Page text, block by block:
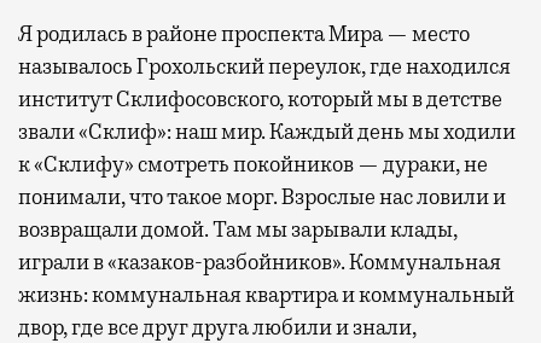
Я родилась в районе проспекта Мира — место
называлось Грохольский переулок, где находился
институт Склифосовского, который мы в детстве
звали «Склиф»: наш мир. Каждый день мы ходили
к «Склифу» смотреть покойников — дураки, не
понимали, что такое морг. Взрослые нас ловили и
возвращали домой. Там мы зарывали клады,
играли в «казаков-разбойников». Коммунальная
жизнь: коммунальная квартира и коммунальный
двор, где все друг друга любили и знали,